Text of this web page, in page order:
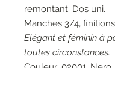
remontant. Dos uni.
Manches 3/4,
Elégant et féminin à
toutes circonstances.
Couleur: 02001, Nero,